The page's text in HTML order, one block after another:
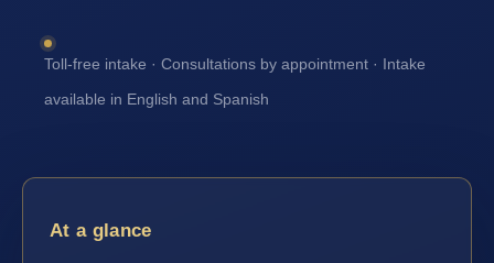
Toll-free intake · Consultations by appointment · Intake
available in English and Spanish
At a glance